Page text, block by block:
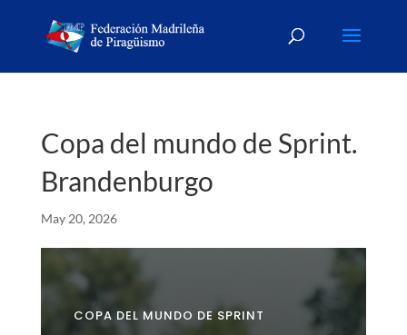
Copa del mundo de Sprint.
Brandenburgo
May 20, 2026
COPA DEL MUNDO DE SPRINT